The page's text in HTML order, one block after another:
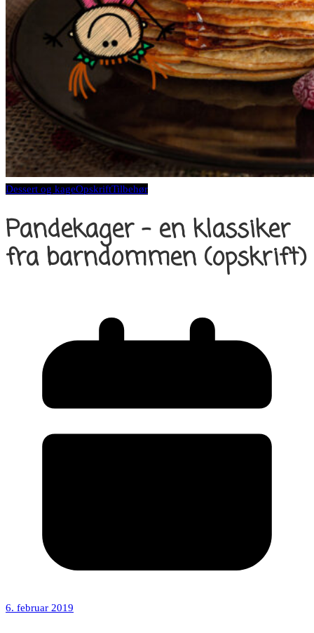
Dessert og kageOpskriftTilbehør
Pandekager – en klassiker
fra barndommen (opskrift)
6. februar 2019